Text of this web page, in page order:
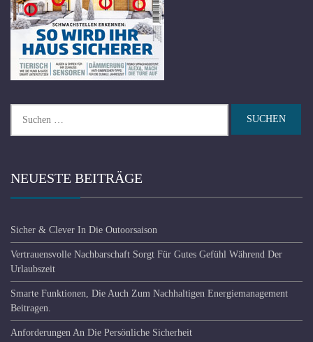
nach:
NEUESTE BEITRÄGE
Sicher & Clever In Die Outoorsaison
Vertrauensvolle Nachbarschaft Sorgt Für Gutes Gefühl Während Der
Urlaubszeit
Smarte Funktionen, Die Auch Zum Nachhaltigen Energiemanagement
Beitragen.
Anforderungen An Die Persönliche Sicherheit